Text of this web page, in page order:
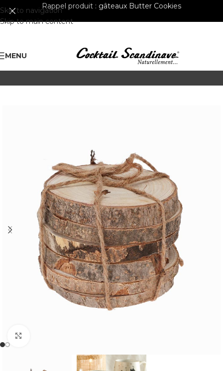
Skip to navigation
Skip to main content
Rappel produit : gâteaux Butter Cookies
MENU